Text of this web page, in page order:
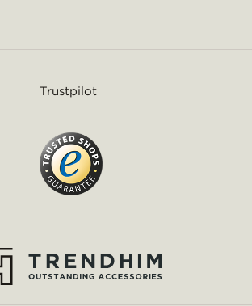
Trustpilot